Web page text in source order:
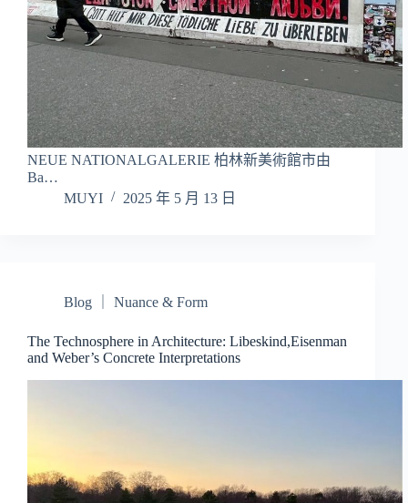
NEUE NATIONALGALERIE 柏林新美術館市由
Ba…
MUYI
2025 年 5 月 13 日
Blog ｜ Nuance & Form
The Technosphere in Architecture: Libeskind,Eisenman
and Weber’s Concrete Interpretations